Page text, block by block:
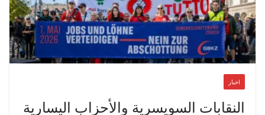
اخبار
النقابات السويسرية والأحزاب اليسارية